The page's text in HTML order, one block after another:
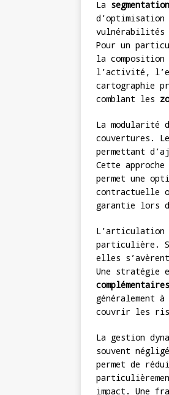
La
vulnérabilités
Pour un
la
l’activité,
cartographie
comblant les
La modularité
couvertures.
permettant
Cette
permet une
contractuelle
garantie lors
L’articulation
particulière.
elles
Une stratégie
généralement
couvrir les
La gestion
souvent
permet de
impact. Une